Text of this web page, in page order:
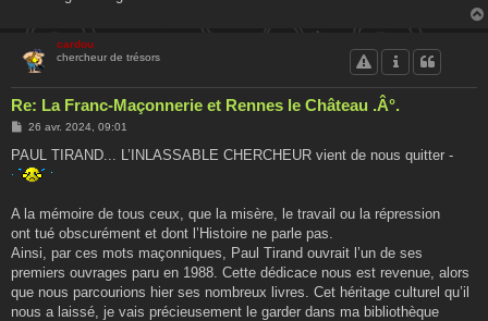
cardou
chercheur de trésors
Re: La Franc-Maçonnerie et Rennes le Château .Â°.
M
s
a
26 avr. 2024, 09:01
PAUL TIRAND... L’INLASSABLE CHERCHEUR vient de nous quitter -
A la mémoire de tous ceux, que la misère, le travail ou la répression
ont tué obscurément et dont l’Histoire ne parle pas.
Ainsi, par ces mots maçonniques, Paul Tirand ouvrait l’un de ses
premiers ouvrages paru en 1988. Cette dédicace nous est revenue, alors
que nous parcourions hier ses nombreux livres. Cet héritage culturel qu’il
nous a laissé, je vais précieusement le garder dans ma bibliothèque